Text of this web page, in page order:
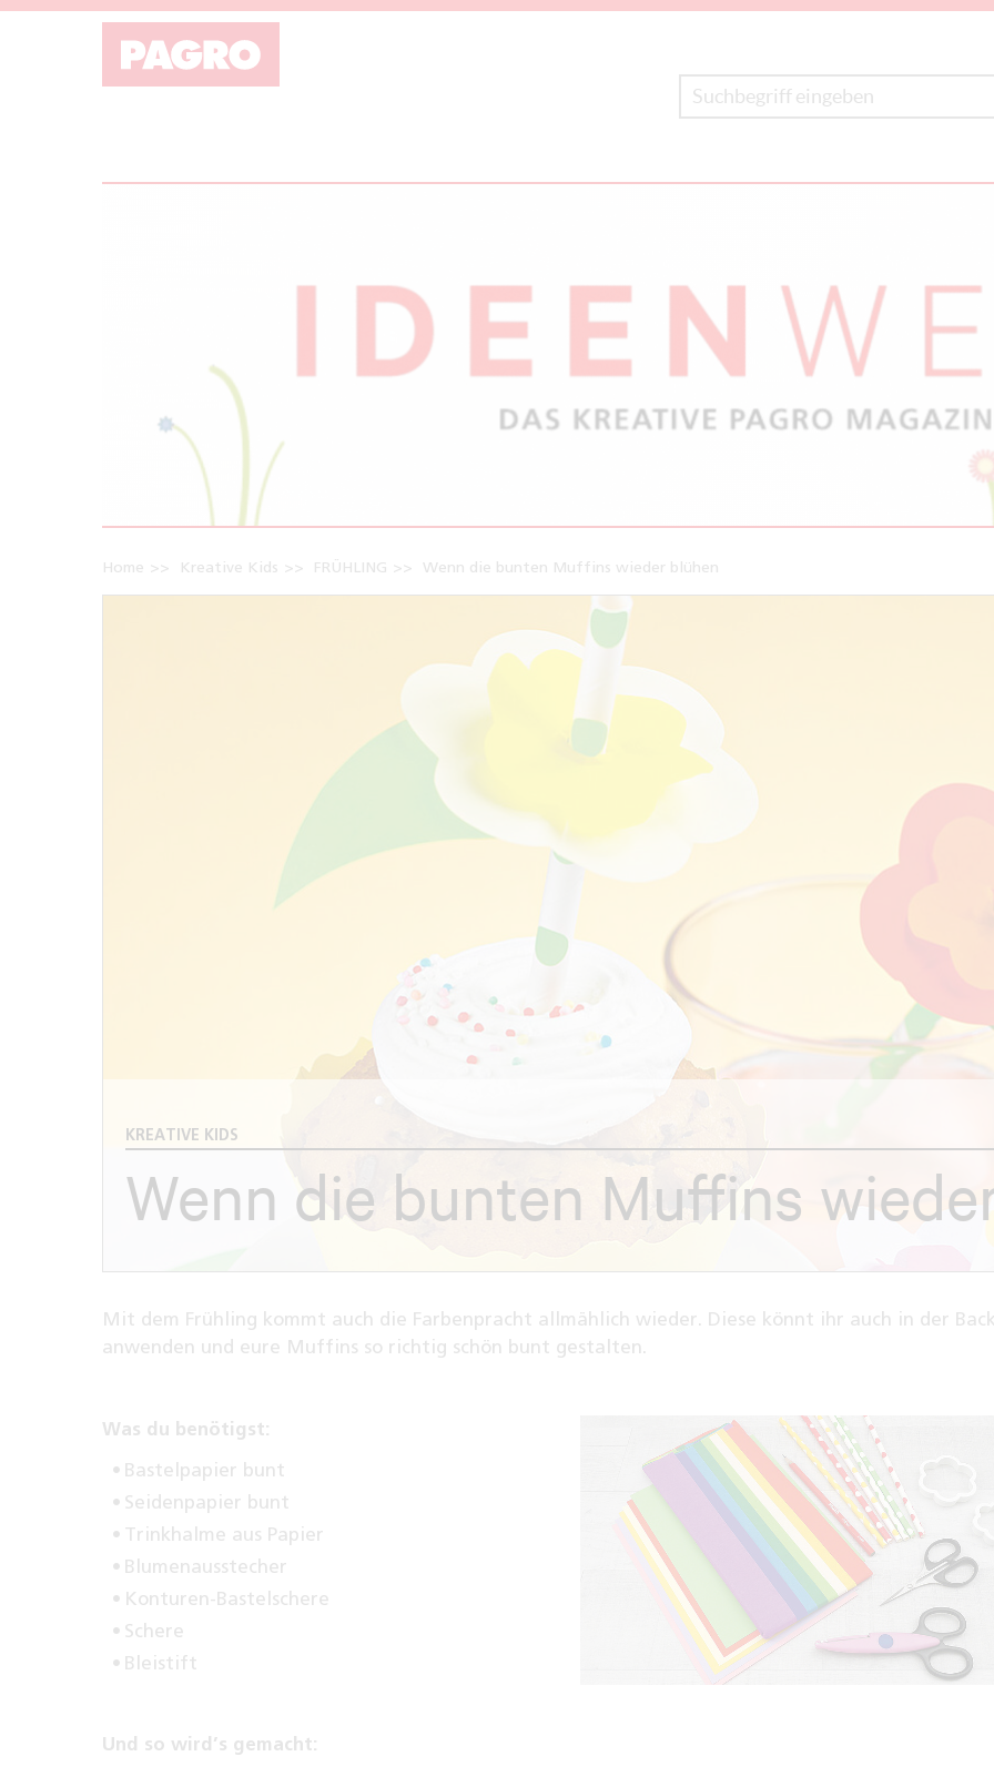
Home Kreative Kids FRÜHLING Wenn die bunten Muffins wieder blühen
KREATIVE KIDS
Wenn die bunten Muffins
Mit dem Frühling kommt auch die Farbenpracht allmählich wieder. Diese könnt ihr auch in der
anwenden und eure Muffins so richtig schön bunt gestalten.
Was du benötigst:
Bastelpapier bunt
Seidenpapier bunt
Trinkhalme aus Papier
Blumenausstecher
Konturen-Bastelschere
Schere
Bleistift
Und so wird’s gemacht: